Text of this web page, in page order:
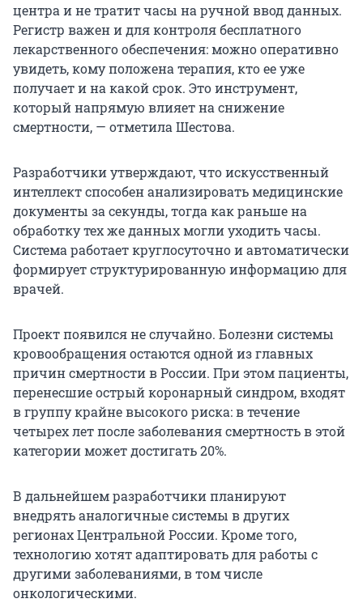
центра и не тратит часы на ручной ввод данных.
Регистр важен и для контроля бесплатного
лекарственного обеспечения: можно оперативно
увидеть, кому положена терапия, кто ее уже
получает и на какой срок. Это инструмент,
который напрямую влияет на снижение
смертности, — отметила Шестова.
Разработчики утверждают, что искусственный
интеллект способен анализировать медицинские
документы за секунды, тогда как раньше на
обработку тех же данных могли уходить часы.
Система работает круглосуточно и автоматически
формирует структурированную информацию для
врачей.
Проект появился не случайно. Болезни системы
кровообращения остаются одной из главных
причин смертности в России. При этом пациенты,
перенесшие острый коронарный синдром, входят
в группу крайне высокого риска: в течение
четырех лет после заболевания смертность в этой
категории может достигать 20%.
В дальнейшем разработчики планируют
внедрять аналогичные системы в других
регионах Центральной России. Кроме того,
технологию хотят адаптировать для работы с
другими заболеваниями, в том числе
онкологическими.